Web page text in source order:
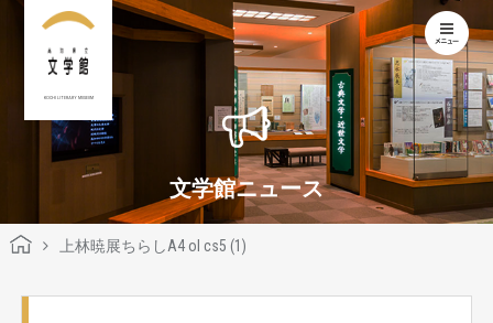
KOCHI LITERARY MUSEUM
文学館ニュース
上林暁展ちらしA4 ol cs5 (1)